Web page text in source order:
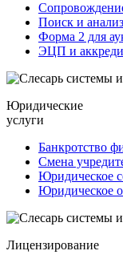
Поиск и
Форма 2 для
ЭЦП и
Юридические
услуги
Банкротство
Смена
Юридическое
Юридическое
Лицензирование